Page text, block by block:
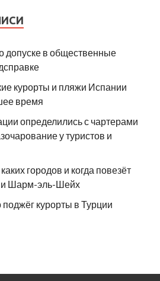
допуске в общественные
курорты и пляжи Испании
время
определились с чартерами
у туристов и
городов и когда повезёт
и Шарм-эль-Шейх
поджёг курорты в Турции